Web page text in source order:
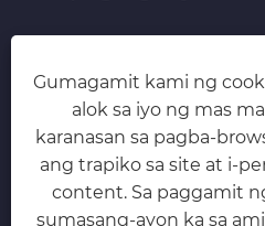
Mga produkto
Makipag-ugnayan sa
SUNDAN MO KAMI
Gumagamit kami ng
alok sa iyo ng mas
karanasan sa pagba-
ang trapiko sa site at i-
content. Sa paggamit
sumasang-ayon ka sa